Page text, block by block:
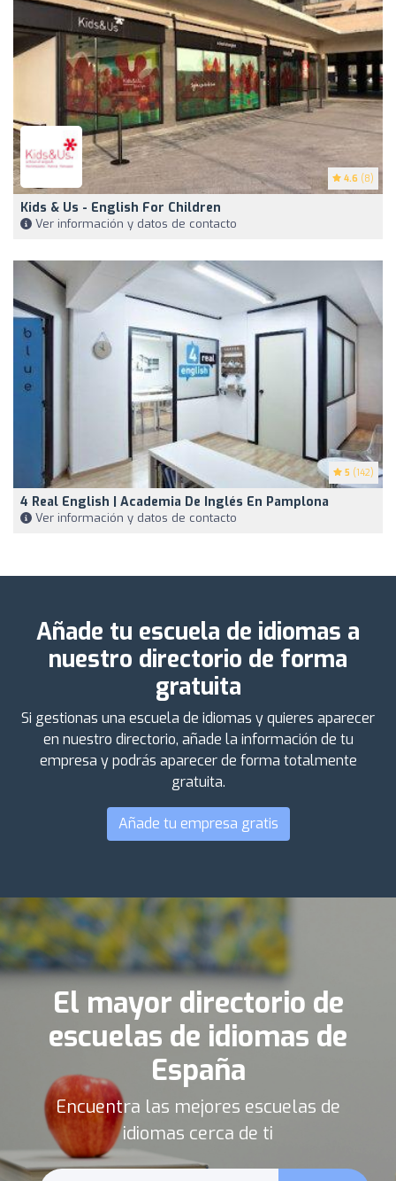
4.6 (8)
Kids & Us - English For Children
Ver información y datos de contacto
5 (142)
4 Real English | Academia De Inglés En Pamplona
Ver información y datos de contacto
Añade tu escuela de idiomas a
nuestro directorio de forma
gratuita
Si gestionas una escuela de idiomas y quieres aparecer
en nuestro directorio, añade la información de tu
empresa y podrás aparecer de forma totalmente
gratuita.
Añade tu empresa gratis
El mayor directorio de
escuelas de idiomas de
España
Encuentra las mejores escuelas de
idiomas cerca de ti